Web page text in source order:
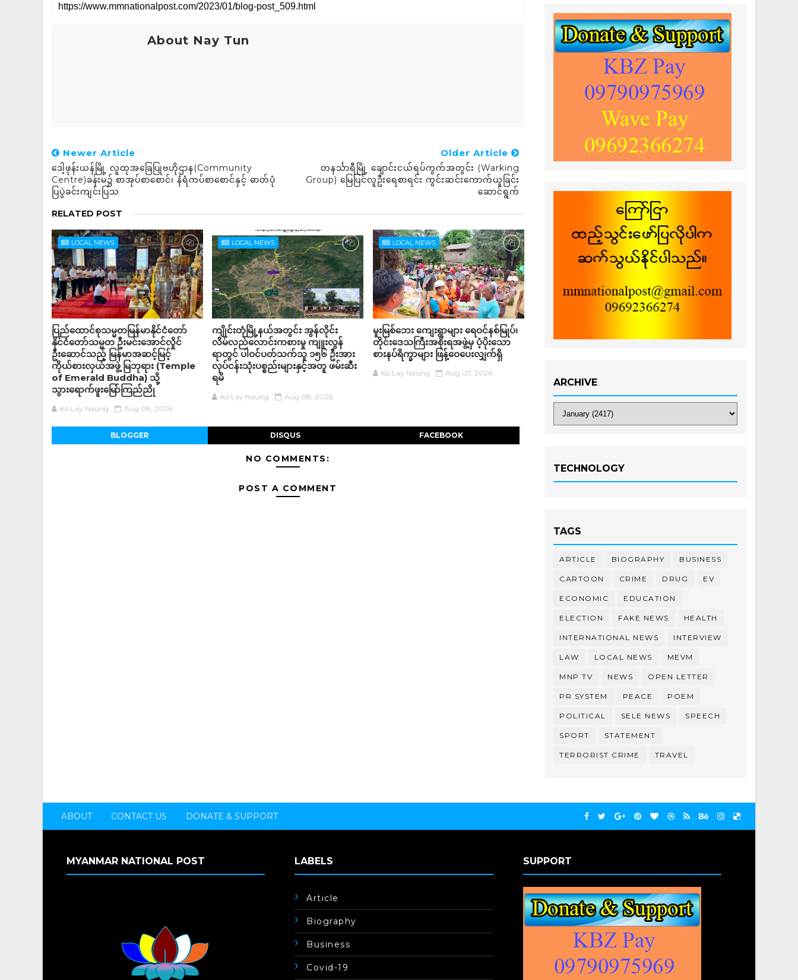
About Nay Tun
Newer Article
ဒေါ့ဖုန်းယန်မြို့ လူထုအခြေပြုဗဟိုဌာန(Community
Centre)ခန်းမ၌ စာအုပ်စာစောင်၊ နံရံကပ်စာစောင်နှင့် ဓာတ်ပုံ
ပြပွဲခင်းကျင်းပြသ
Older Article
တနင်္သာရီမြို့ ချောင်းငယ်ရပ်ကွက်အတွင်း (Warking
Group) မြေပြင်လူဦးရေစာရင်း ကွင်းဆင်းကောက်ယူခြင်း
ဆောင်ရွက်
RELATED POST
LOCAL NEWS
ပြည်ထောင်စုသမ္မတမြန်မာနိုင်ငံတော်
နိုင်ငံတော်သမ္မတ ဦးမင်းအောင်လှိုင်
ဦးဆောင်သည့် မြန်မာအဆင့်မြင့်
ကိုယ်စားလှယ်အဖွဲ့ မြဘုရား (Temple
of Emerald Buddha) သို့
သွားရောက်ဖူးမြော်ကြည်ညို
Ko Lay Naung Aug 08, 2026
LOCAL NEWS
ကျိုင်းတုံမြို့နယ်အတွင်း အွန်လိုင်း
လိမ်လည်လောင်းကစားမှု ကျူးလွန်
ရာတွင် ပါဝင်ပတ်သက်သူ ၁၅၆ ဦးအား
လုပ်ငန်းသုံးပစ္စည်းများနှင့်အတူ ဖမ်းဆီး
ရမိ
Ko Lay Naung Aug 08, 2026
LOCAL NEWS
မူးမြစ်ဘေး ကျေးရွာများ ရေဝင်နစ်မြုပ်၊
တိုင်းဒေသကြီးအစိုးရအဖွဲ့မှ ပံ့ပိုးသော
စားနပ်ရိက္ခာများ ဖြန့်ဝေပေးလျှက်ရှိ
Ko Lay Naung Aug 07, 2026
BLOGGER DISQUS FACEBOOK
NO COMMENTS:
POST A COMMENT
ARCHIVE
TECHNOLOGY
TAGS
ARTICLE BIOGRAPHY BUSINESS
CARTOON CRIME DRUG EV
ECONOMIC EDUCATION
ELECTION FAKE NEWS HEALTH
INTERNATIONAL NEWS INTERVIEW
LAW LOCAL NEWS MEVM
MNP TV NEWS OPEN LETTER
PR SYSTEM PEACE POEM
POLITICAL SELE NEWS SPEECH
SPORT STATEMENT
TERRORIST CRIME TRAVEL
ABOUT CONTACT US DONATE & SUPPORT
MYANMAR NATIONAL POST LABELS
Article
Biography
Business
Covid-19
SUPPORT